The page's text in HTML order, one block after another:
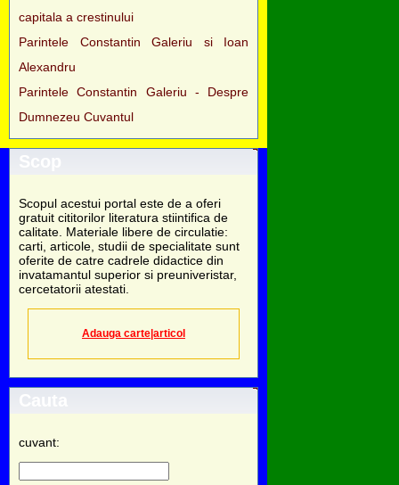
capitala a crestinului
Parintele Constantin Galeriu si Ioan
Alexandru
Parintele Constantin Galeriu - Despre
Dumnezeu Cuvantul
Scop
Scopul acestui portal este de a oferi
gratuit cititorilor literatura stiintifica de
calitate. Materiale libere de circulatie:
carti, articole, studii de specialitate sunt
oferite de catre cadrele didactice din
invatamantul superior si preuniveristar,
cercetatorii atestati.
Adauga carte|articol
Cauta
cuvant: